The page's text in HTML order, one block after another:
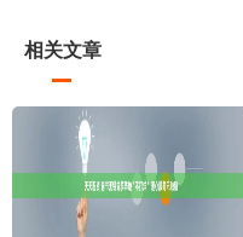
相关文章